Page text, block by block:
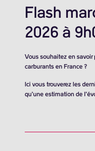
Flash
2026 à
Vous souhaitez en savoir
carburants en France ?
Ici vous trouverez les
qu’une estimation de